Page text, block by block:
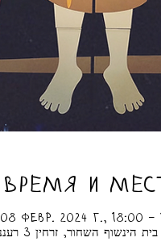
ВРЕМЯ И
08 февр. 2024 г., 18:00 –
הינשוף השחור, זרחין 3 רעננה